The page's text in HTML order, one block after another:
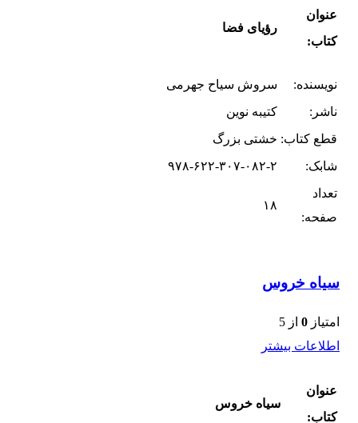
عنوان
کتاب:
رؤیای فضا
نویسنده:
سروش سیاح جهرمی
ناشر:
کتیبه نوین
قطع کتاب: خشتی بزرگ
شابک:
۹۷۸-۶۲۲-۳۰۷-۰۸۲-۲
تعداد
صفحه:
۱۸
سیاه خروس
امتیاز 0 از 5
اطلاعات بیشتر
عنوان
کتاب:
سیاه خروس